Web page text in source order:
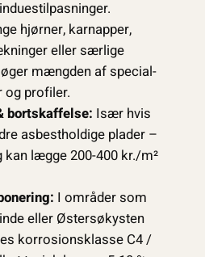
hjørner, karnapper,
eller særlige
mængden af special­
og profiler.
bortskaffelse: Især hvis
asbestholdige plader –
lægge 200-400 kr./m²
I områder som
eller Østersø­kysten
korrosions­klasse C4 /